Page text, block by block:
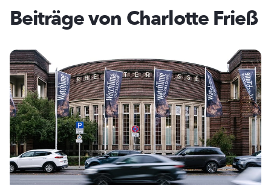
Beiträge von Charlotte Frieß